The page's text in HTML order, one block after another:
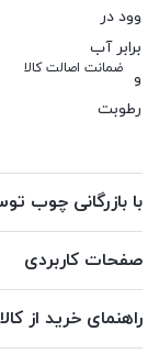
ضمانت اصالت کالا
با بازرگانی چوب
صفحات کاربردی
راهنمای خرید از